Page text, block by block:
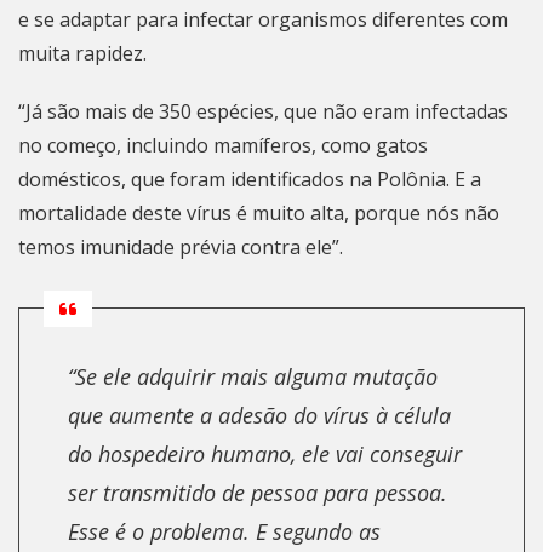
e se adaptar para infectar organismos diferentes com
muita rapidez.
“Já são mais de 350 espécies, que não eram infectadas
no começo, incluindo mamíferos, como gatos
domésticos, que foram identificados na Polônia. E a
mortalidade deste vírus é muito alta, porque nós não
temos imunidade prévia contra ele”.
“Se ele adquirir mais alguma mutação
que aumente a adesão do vírus à célula
do hospedeiro humano, ele vai conseguir
ser transmitido de pessoa para pessoa.
Esse é o problema. E segundo as